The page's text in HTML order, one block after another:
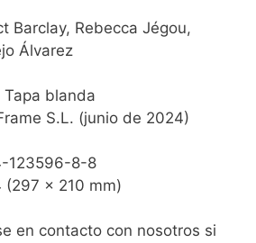
Barclay, Rebecca Jégou,
Álvarez
Tapa blanda
S.L. (junio de 2024)
123596-8-8
(297 x 210 mm)
en contacto con nosotros si